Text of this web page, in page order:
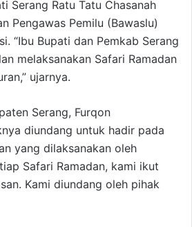
Serang Ratu Tatu Chasanah
Pengawas Pemilu (Bawaslu)
“Ibu Bupati dan Pemkab Serang
melaksanakan Safari Ramadan
ujarnya.
Serang, Furqon
diundang untuk hadir pada
yang dilaksanakan oleh
Safari Ramadan, kami ikut
Kami diundang oleh pihak